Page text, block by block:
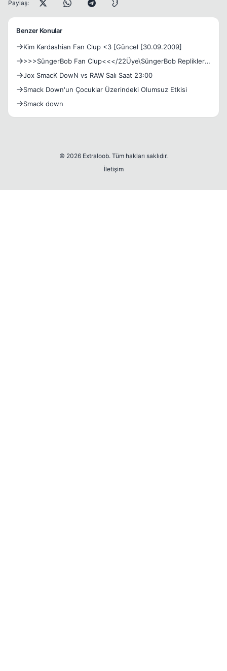
Paylaş:
Benzer Konular
Kim Kardashian Fan Clup <3 [Güncel [30.09.2009]
>>>SüngerBob Fan Clup<<</22Üye\SüngerBob Replikleri
Eklendi/
Jox SmacK DowN vs RAW Salı Saat 23:00
Smack Down'un Çocuklar Üzerindeki Olumsuz Etkisi
Smack down
© 2026 Extraloob. Tüm hakları saklıdır.
İletişim